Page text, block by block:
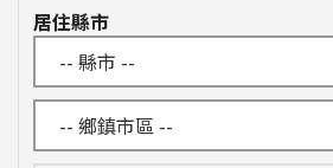
居住縣市